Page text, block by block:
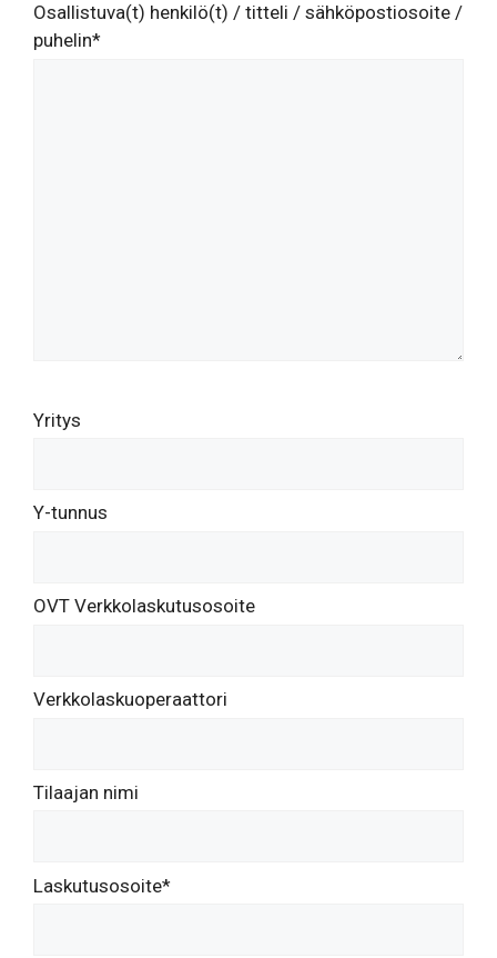
Osallistuva(t) henkilö(t) / titteli / sähköpostiosoite /
puhelin*
Yritys
Y-tunnus
OVT Verkkolaskutusosoite
Verkkolaskuoperaattori
Tilaajan nimi
Laskutusosoite*